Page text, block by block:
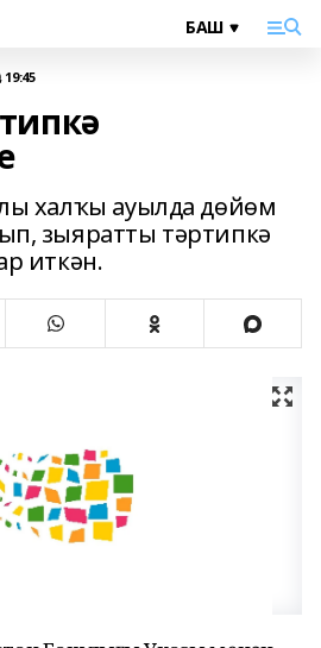
халҡы ауылда дөйөм
зыяратты тәртипкә
иткән.